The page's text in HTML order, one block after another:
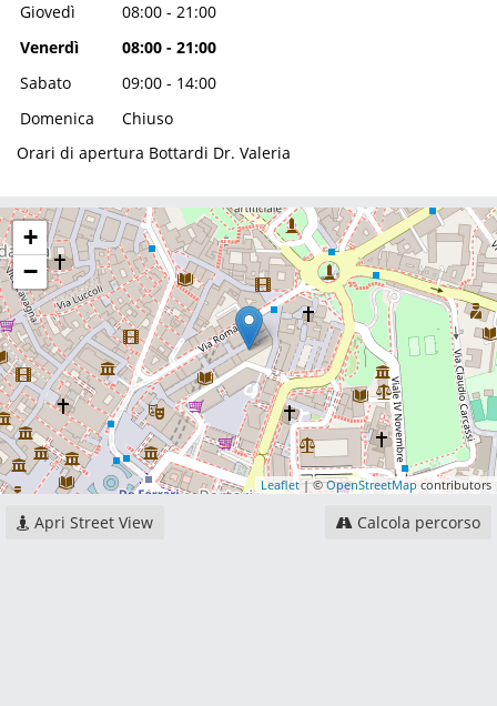
Giovedì
08:00 - 21:00
Venerdì
08:00 - 21:00
Sabato
09:00 - 14:00
Domenica
Chiuso
Orari di apertura Bottardi Dr. Valeria
+
−
Leaflet| ©OpenStreetMapcontributors
Apri Street View Calcola percorso